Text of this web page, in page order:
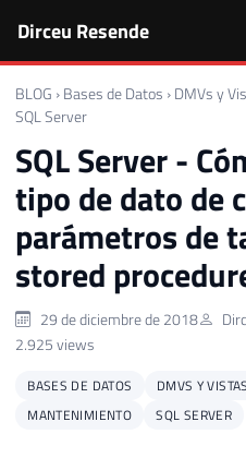
Dirceu Resende
BLOG › Bases de Datos › DMVs y
SQL Server
SQL Server -
tipo de dato de
parámetros de
stored
29 de diciembre de 2018
2.925 views
BASES DE DATOS
DMVS Y
MANTENIMIENTO
SQL SERVER